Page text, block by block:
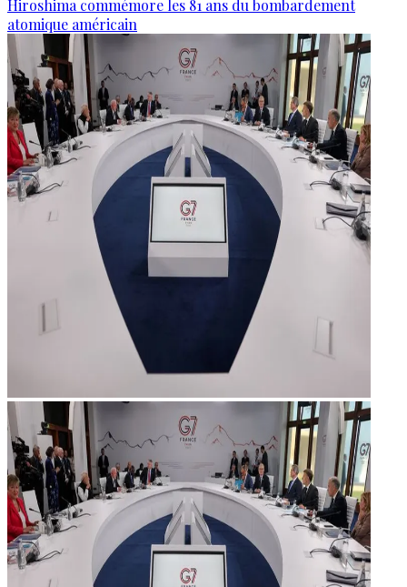
Hiroshima commémore les 81 ans du bombardement
atomique américain